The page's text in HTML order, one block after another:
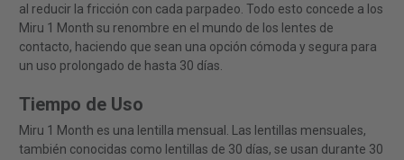
al reducir la fricción con cada parpadeo. Todo esto concede a los
Miru 1 Month su renombre en el mundo de los lentes de
contacto, haciendo que sean una opción cómoda y segura para
un uso prolongado de hasta 30 días.
Tiempo de Uso
Miru 1 Month es una lentilla mensual. Las lentillas mensuales,
también conocidas como lentillas de 30 días, se usan durante 30